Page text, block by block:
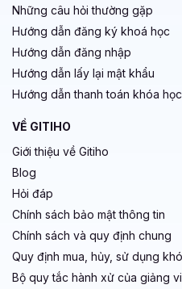
Những câu hỏi thường gặp
Hướng dẫn đăng ký khoá học
Hướng dẫn đăng nhập
Hướng dẫn lấy lại mật khẩu
Hướng dẫn thanh toán khóa
VỀ GITIHO
Giới thiệu về Gitiho
Blog
Hỏi đáp
Chính sách bảo mật thông tin
Chính sách và quy định chung
Quy định mua, hủy, sử dụng
Bộ quy tắc hành xử của giảng